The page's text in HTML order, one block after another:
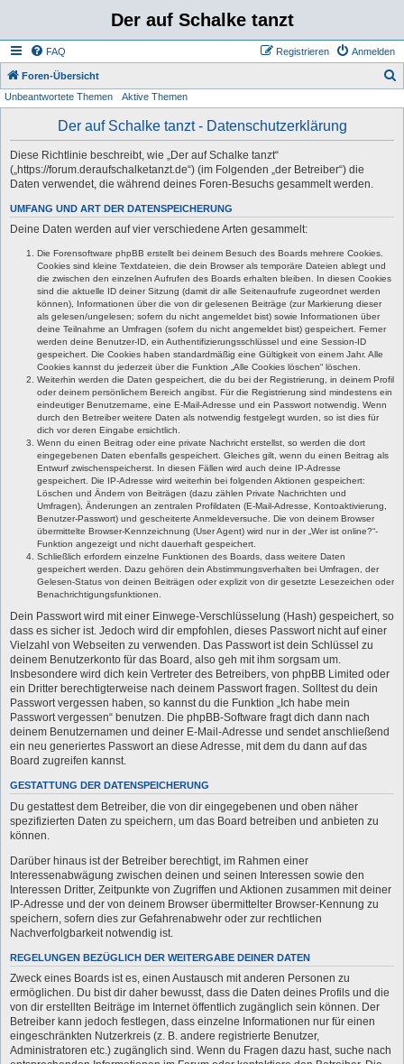
Der auf Schalke tanzt
FAQ Anmelden
Registrieren
Foren-Übersicht
Unbeantwortete Themen Aktive Themen
Der auf Schalke tanzt - Datenschutzerklärung
Diese Richtlinie beschreibt, wie „Der auf Schalke tanzt“
(„https://forum.deraufschalketanzt.de“) (im Folgenden „der Betreiber“) die
Daten verwendet, die während deines Foren-Besuchs gesammelt werden.
UMFANG UND ART DER DATENSPEICHERUNG
Deine Daten werden auf vier verschiedene Arten gesammelt:
Die Forensoftware phpBB erstellt bei deinem Besuch des Boards mehrere Cookies.
Cookies sind kleine Textdateien, die dein Browser als temporäre Dateien ablegt und
die zwischen den einzelnen Aufrufen des Boards erhalten bleiben. In diesen Cookies
sind die aktuelle ID deiner Sitzung (damit dir alle Seitenaufrufe zugeordnet werden
können), Informationen über die von dir gelesenen Beiträge (zur Markierung dieser
als gelesen/ungelesen; sofern du nicht angemeldet bist) sowie Informationen über
deine Teilnahme an Umfragen (sofern du nicht angemeldet bist) gespeichert. Ferner
werden deine Benutzer-ID, ein Authentifizierungsschlüssel und eine Session-ID
gespeichert. Die Cookies haben standardmäßig eine Gültigkeit von einem Jahr. Alle
Cookies kannst du jederzeit über die Funktion „Alle Cookies löschen“ löschen.
Weiterhin werden die Daten gespeichert, die du bei der Registrierung, in deinem Profil
oder deinem persönlichem Bereich angibst. Für die Registrierung sind mindestens ein
eindeutiger Benutzername, eine E-Mail-Adresse und ein Passwort notwendig. Wenn
durch den Betreiber weitere Daten als notwendig festgelegt wurden, so ist dies für
dich vor deren Eingabe ersichtlich.
Wenn du einen Beitrag oder eine private Nachricht erstellst, so werden die dort
eingegebenen Daten ebenfalls gespeichert. Gleiches gilt, wenn du einen Beitrag als
Entwurf zwischenspeicherst. In diesen Fällen wird auch deine IP-Adresse
gespeichert. Die IP-Adresse wird weiterhin bei folgenden Aktionen gespeichert:
Löschen und Ändern von Beiträgen (dazu zählen Private Nachrichten und
Umfragen), Änderungen an zentralen Profildaten (E-Mail-Adresse, Kontoaktivierung,
Benutzer-Passwort) und gescheiterte Anmeldeversuche. Die von deinem Browser
übermittelte Browser-Kennzeichnung (User Agent) wird nur in der „Wer ist online?“-
Funktion angezeigt und nicht dauerhaft gespeichert.
Schließlich erfordern einzelne Funktionen des Boards, dass weitere Daten
gespeichert werden. Dazu gehören dein Abstimmungsverhalten bei Umfragen, der
Gelesen-Status von deinen Beiträgen oder explizit von dir gesetzte Lesezeichen oder
Benachrichtigungsfunktionen.
Dein Passwort wird mit einer Einwege-Verschlüsselung (Hash) gespeichert, so
dass es sicher ist. Jedoch wird dir empfohlen, dieses Passwort nicht auf einer
Vielzahl von Webseiten zu verwenden. Das Passwort ist dein Schlüssel zu
deinem Benutzerkonto für das Board, also geh mit ihm sorgsam um.
Insbesondere wird dich kein Vertreter des Betreibers, von phpBB Limited oder
ein Dritter berechtigterweise nach deinem Passwort fragen. Solltest du dein
Passwort vergessen haben, so kannst du die Funktion „Ich habe mein
Passwort vergessen“ benutzen. Die phpBB-Software fragt dich dann nach
deinem Benutzernamen und deiner E-Mail-Adresse und sendet anschließend
ein neu generiertes Passwort an diese Adresse, mit dem du dann auf das
Board zugreifen kannst.
GESTATTUNG DER DATENSPEICHERUNG
Du gestattest dem Betreiber, die von dir eingegebenen und oben näher
spezifizierten Daten zu speichern, um das Board betreiben und anbieten zu
können.
Darüber hinaus ist der Betreiber berechtigt, im Rahmen einer
Interessenabwägung zwischen deinen und seinen Interessen sowie den
Interessen Dritter, Zeitpunkte von Zugriffen und Aktionen zusammen mit deiner
IP-Adresse und der von deinem Browser übermittelter Browser-Kennung zu
speichern, sofern dies zur Gefahrenabwehr oder zur rechtlichen
Nachverfolgbarkeit notwendig ist.
REGELUNGEN BEZÜGLICH DER WEITERGABE DEINER DATEN
Zweck eines Boards ist es, einen Austausch mit anderen Personen zu
ermöglichen. Du bist dir daher bewusst, dass die Daten deines Profils und die
von dir erstellten Beiträge im Internet öffentlich zugänglich sein können. Der
Betreiber kann jedoch festlegen, dass einzelne Informationen nur für einen
eingeschränkten Nutzerkreis (z. B. andere registrierte Benutzer,
Administratoren etc.) zugänglich sind. Wenn du Fragen dazu hast, suche nach